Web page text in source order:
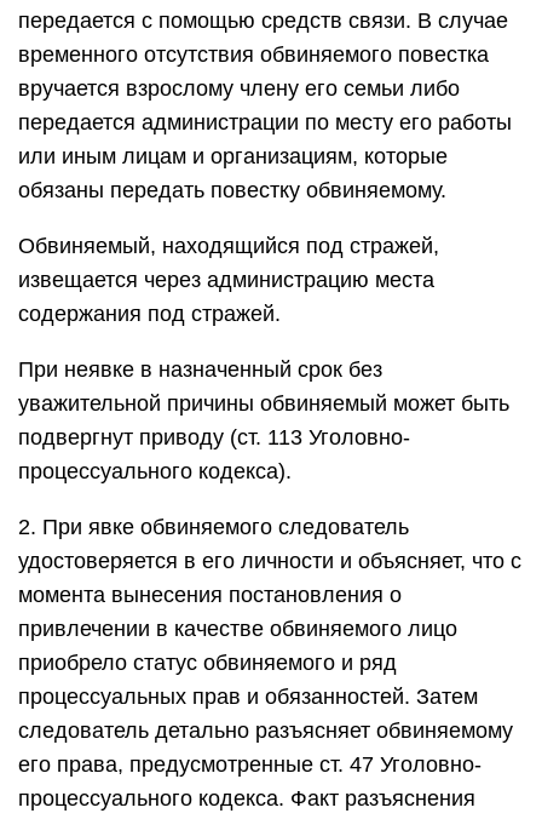
передается с помощью средств связи. В случае
временного отсутствия обвиняемого повестка
вручается взрослому члену его семьи либо
передается администрации по месту его работы
или иным лицам и организациям, которые
обязаны передать повестку обвиняемому.
Обвиняемый, находящийся под стражей,
извещается через администрацию места
содержания под стражей.
При неявке в назначенный срок без
уважительной причины обвиняемый может быть
подвергнут приводу (ст. 113 Уголовно-
процессуального кодекса).
2. При явке обвиняемого следователь
удостоверяется в его личности и объясняет, что с
момента вынесения постановления о
привлечении в качестве обвиняемого лицо
приобрело статус обвиняемого и ряд
процессуальных прав и обязанностей. Затем
следователь детально разъясняет обвиняемому
его права, предусмотренные ст. 47 Уголовно-
процессуального кодекса. Факт разъяснения